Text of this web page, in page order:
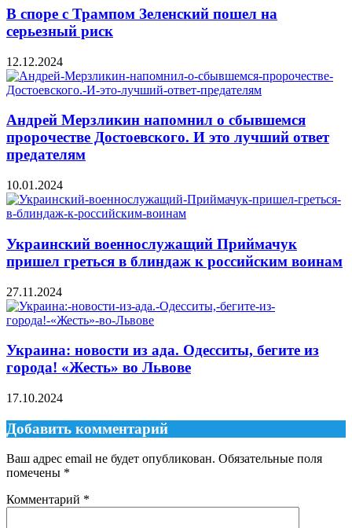
В споре с Трампом Зеленский пошел на
серьезный риск
12.12.2024
Андрей Мерзликин напомнил о сбывшемся
пророчестве Достоевского. И это лучший ответ
предателям
10.01.2024
Украинский военнослужащий Приймачук
пришел греться в блиндаж к российским воинам
27.11.2024
Украина: новости из ада. Одесситы, бегите из
города! «Жесть» во Львове
17.10.2024
Добавить комментарий
Ваш адрес email не будет опубликован. Обязательные поля
помечены *
Комментарий *